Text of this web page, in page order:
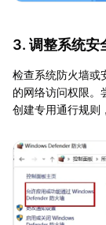
3. 调整系统安
检查系统防火墙或
的网络访问权限。
创建专用通行规则